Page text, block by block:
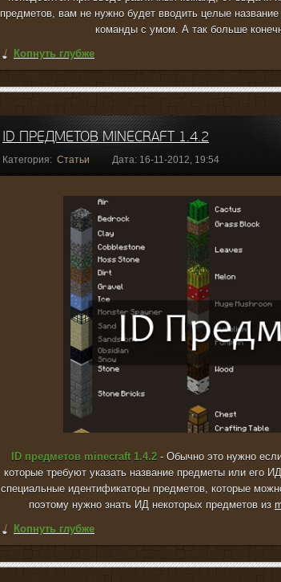
предметов, вам не нужно будет вводить целые название
команды с умом. А так больше
Копнуть глубже
ID ПРЕДМЕТОВ MINECRAFT 1.4.2
Категория: Статьи Дата: 16-11-2012, 19:54
ID предметов minecraft 1.4.2 - Обычно это нужно
которые требуют указать название предметы или его
специальные идентификаторы предметов, которые
поэтому нужно знать ИД некоторых предметов из
Копнуть глубже